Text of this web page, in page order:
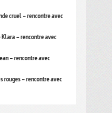
cruel – rencontre avec
Klara – rencontre avec
– rencontre avec
rouges – rencontre avec